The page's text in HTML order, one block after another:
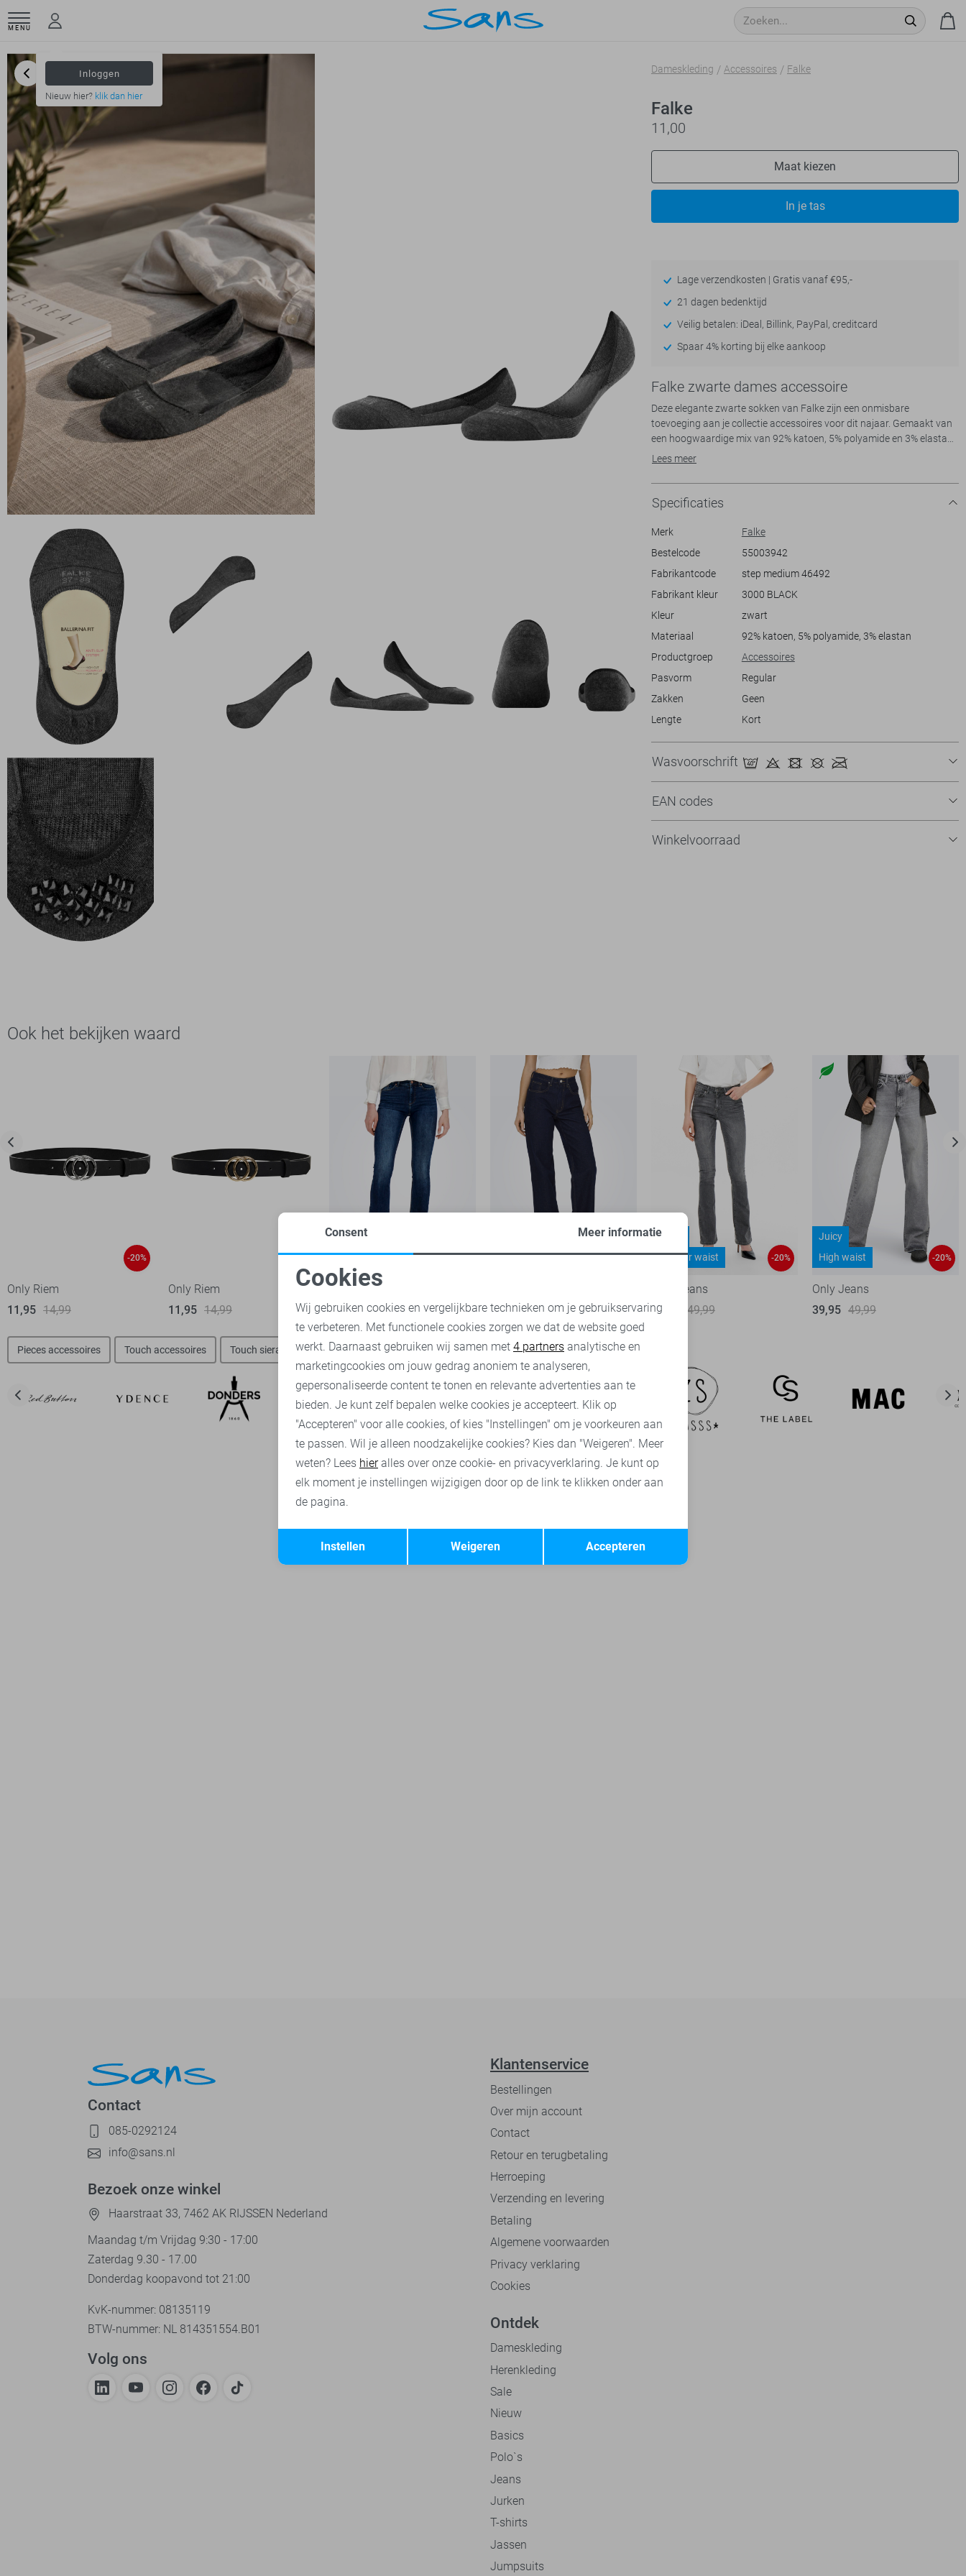
MENU
Inloggen
Nieuw hier? klik dan hier
Dameskleding Accessoires Falke
Falke
11,00
Maat kiezen
In je tas
Lage verzendkosten | Gratis vanaf €95,-
21 dagen bedenktijd
Veilig betalen: iDeal, Billink, PayPal, creditcard
Spaar 4% korting bij elke aankoop
Falke zwarte dames accessoire
Deze elegante zwarte sokken van Falke zijn een onmisbare
toevoeging aan je collectie accessoires voor dit najaar. Gemaakt van
een hoogwaardige mix van 92% katoen, 5% polyamide en 3% elastan,
bieden ze een comfortabele en ademende pasvorm. De sokken
outfit past. Dankzij het subtiele anti-slip systeem blijven ze goed op
hun plek, zelfs tijdens drukke dagen.
Met hun casual stijl zijn deze Falke sokken perfect voor zowel
dagelijkse situaties als voor een casual weekendlook. Of je nu een
sokken bieden het comfort en de ondersteuning die je nodig hebt.
Combineer ze met je favoriete sneakers of loafers voor een
onzichtbare, nette look. Hun zachte materiaal en fijne afwerking
Sokken mogen alleen geretourneerd worden indien ongeopend in de
originele verpakking, in ongedragen toestand met alle labels er nog
Lees meer
Specificaties
Merk
Falke
Bestelcode
55003942
Fabrikantcode
step medium 46492
Fabrikant kleur
3000 BLACK
Kleur
zwart
Materiaal
92% katoen, 5% polyamide, 3% elastan
Productgroep
Accessoires
Pasvorm
Regular
Zakken
Geen
Lengte
Kort
Wasvoorschrift
EAN codes
Winkelvoorraad
Ook het bekijken waard
-20%
Only Riem
11,95 14,99
-20%
Only Riem
11,95 14,99
Blush
Regular waist
-30%
Only Jeans
35,00
49,99
High waist
-20%
39,95
49,99
Blush
Regular waist
-20%
Only Jeans
39,95
49,99
Juicy
High waist
-20%
Only Jeans
39,95 49,99
Pieces accessoires Touch accessoires Touch sieraden Presly & Sun accessoires Presly & Sun riemen
Contact
085-0292124
info@sans.nl
Bezoek onze winkel
Haarstraat 33, 7462 AK RIJSSEN Nederland
Maandag t/m Vrijdag 9:30 - 17:00
Zaterdag 9.30 - 17.00
Donderdag koopavond tot 21:00
KvK-nummer: 08135119
BTW-nummer: NL 814351554.B01
Volg ons
Klantenservice
Bestellingen
Over mijn account
Contact
Retour en terugbetaling
Herroeping
Verzending en levering
Betaling
Algemene voorwaarden
Privacy verklaring
Cookies
Ontdek
Dameskleding
Herenkleding
Sale
Nieuw
Basics
Polo`s
Jeans
Jurken
T-shirts
Jassen
Jumpsuits
Noodzakelijke cookies
Analytische cookies Marketing cookies
Terug Opslaan
Consent Meer informatie
Cookies
Wij gebruiken cookies en vergelijkbare technieken om je gebruikservaring
te verbeteren. Met functionele cookies zorgen we dat de website goed
werkt. Daarnaast gebruiken wij samen met 4 partners analytische en
marketingcookies om jouw gedrag anoniem te analyseren,
gepersonaliseerde content te tonen en relevante advertenties aan te
bieden. Je kunt zelf bepalen welke cookies je accepteert. Klik op
"Accepteren" voor alle cookies, of kies "Instellingen" om je voorkeuren aan
te passen. Wil je alleen noodzakelijke cookies? Kies dan "Weigeren". Meer
weten? Lees hieralles over onze cookie- en privacyverklaring. Je kunt op
elk moment je instellingen wijzigigen door op de link te klikken onder aan
de pagina.
Accepteren
Weigeren
Instellen